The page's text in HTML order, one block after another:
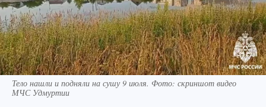
Тело нашли и подняли на сушу 9 июля. Фото: скриншот видео
МЧС Удмуртии